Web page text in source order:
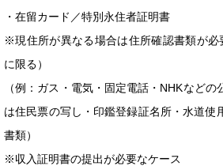
・在留カード／特別永住者証明書
※現住所が異なる場合は住所確認書類が必
に限る）
（例：ガス・電気・固定電話・NHKなど
は住民票の写し・印鑑登録証名所・水道使
書類）
※収入証明書の提出が必要なケース